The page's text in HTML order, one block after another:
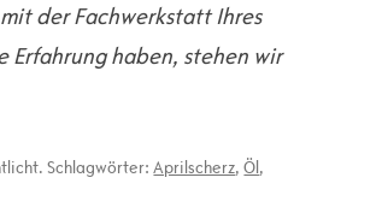
der Fachwerkstatt Ihres
Erfahrung haben, stehen wir
Schlagwörter:Aprilscherz,Öl,